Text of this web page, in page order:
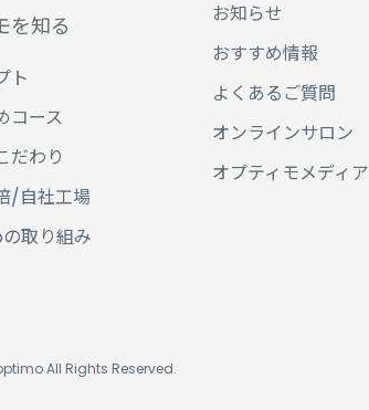
を知る
ト
コース
だわり
/自社工場
取り組み
お知らせ
おすすめ情報
よくあるご質問
オンラインサロン
オプティモメディア
All Rights Reserved.